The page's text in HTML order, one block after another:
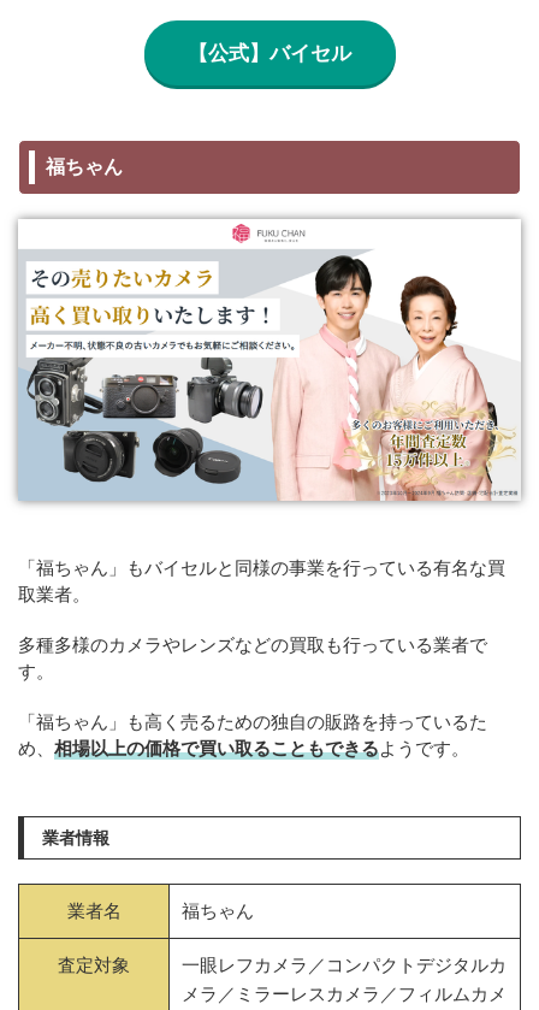
【公式】バイセル
福ちゃん
「福ちゃん」もバイセルと同様の事業を行っている有名な買
取業者。
多種多様のカメラやレンズなどの買取も行っている業者で
す。
「福ちゃん」も高く売るための独自の販路を持っているた
め、 相場以上の価格で買い取ることもできるようです。
業者情報
業者名 福ちゃん
査定対象
一眼レフカメラ／コンパクトデジタルカ
メラ／ミラーレスカメラ／フィルムカメ